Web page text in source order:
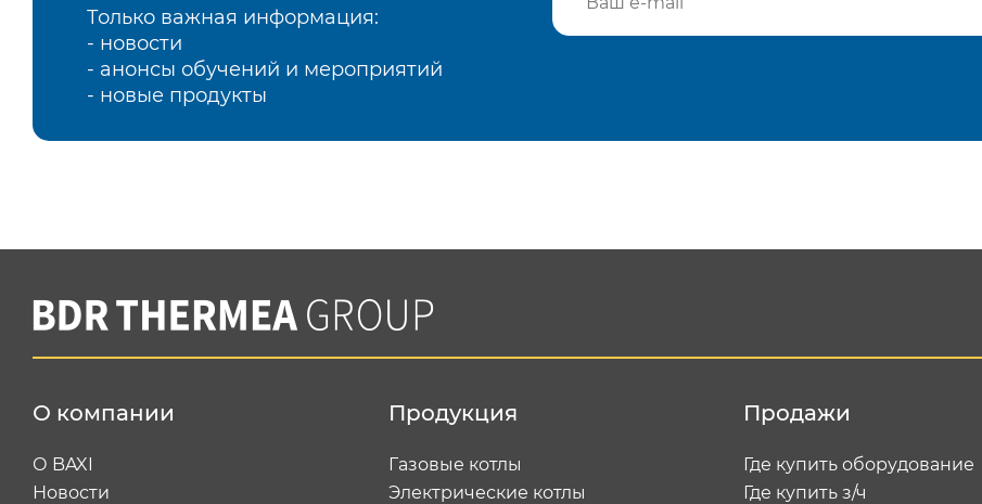
Только важная информация:
- новости
- анонсы обучений и мероприятий
- новые продукты
О компании
О BAXI
Новости
Продукция
Газовые котлы
Электрические котлы
Продажи
Где купить оборудование
Где купить з/ч